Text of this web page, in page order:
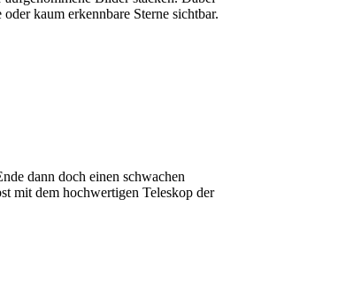
kaum erkennbare Sterne sichtbar.
dann doch einen schwachen
mit dem hochwertigen Teleskop der